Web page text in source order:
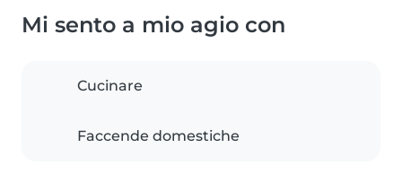
Mi sento a mio agio con
Cucinare
Faccende domestiche